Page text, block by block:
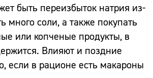
быть переизбыток натрия из-
много соли, а также покупать
или копченые продукты, в
Влияют и поздние
если в рационе есть макароны